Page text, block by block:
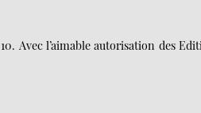
Avec l’aimable autorisation des